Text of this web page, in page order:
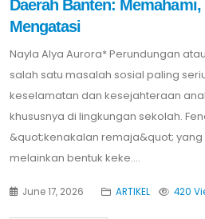
Daerah Banten:
Mengatasi
Nayla Alya Aurora* Perundungan
salah satu masalah sosial paling
keselamatan dan kesejahteraan
khususnya di lingkungan sekolah.
&quot;kenakalan remaja&quot;
melainkan bentuk keke....
June 17, 2026 ARTIKEL 420